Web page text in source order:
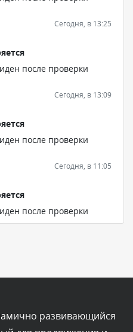
Сегодня, в 13:25
после проверки
Сегодня, в 13:09
после проверки
Сегодня, в 11:05
после проверки
развивающийся